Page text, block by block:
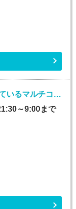
オフィス事務(コンビニなどに設置しているマルチコピー機に関するバック事務)
～9:00まで